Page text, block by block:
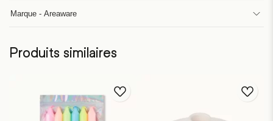
Marque - Areaware
Produits similaires